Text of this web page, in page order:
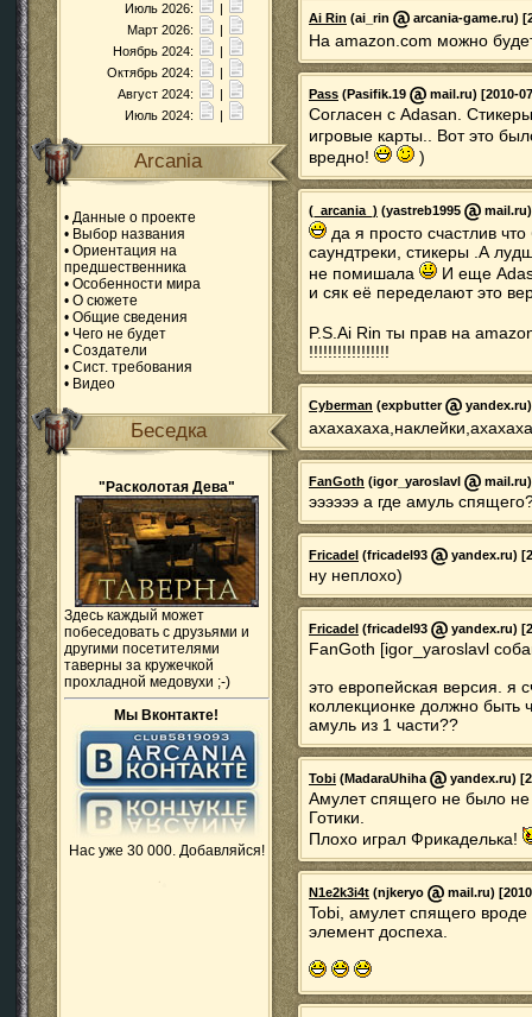
Июль 2026:
|
Март 2026:
|
Ноябрь 2024:
|
Октябрь 2024:
|
Август 2024:
|
Июль 2024:
|
Arcania
• Данные о проекте
• Выбор названия
• Ориентация на
предшественника
• Особенности мира
• О сюжете
• Общие сведения
• Чего не будет
• Создатели
• Сист. требования
• Видео
Беседка
"Расколотая Дева"
Здесь каждый может
побеседовать с друзьями и
другими посетителями
таверны за кружечкой
прохладной медовухи ;-)
Мы Вконтакте!
Нас уже 30 000. Добавляйся!
Ai Rin (ai_rin arcania-game.ru)
На amazon.com можно
Pass (Pasifik.19 mail.ru) [2010-
Согласен с Adasan.
игровые карты.. Вот это
вредно!
)
(_arcania_) (yastreb1995
да я просто счастлив
саундтреки, стикеры .А
не помишала
И еще
и сяк её переделают это
P.S.Ai Rin ты прав на
!!!!!!!!!!!!!!!!!
Cyberman (expbutter
FanGoth (igor_yaroslavl
ээээээ а где амуль
Fricadel (fricadel93 yandex.ru)
ну неплохо)
Fricadel (fricadel93 yandex.ru)
FanGoth [igor_yaroslavl
это европейская версия. я
коллекционке должно быть
амуль из 1 части??
Tobi (MadaraUhiha yandex.ru)
Амулет спящего не было не
Готики.
Плохо играл Фрикаделька!
N1e2k3i4t (njkeryo mail.ru)
Tobi, амулет спящего
элемент доспеха.